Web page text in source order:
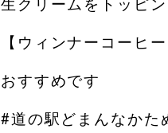
生クリームをトッピ
【ウィンナーコーヒ
おすすめです
#道の駅どまんなかた